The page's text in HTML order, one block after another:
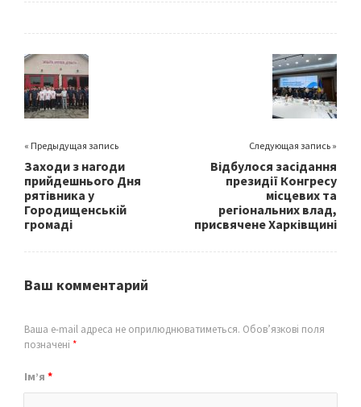
o
o
k
er
« Предыдущая запись
Заходи з нагоди
прийдешнього Дня
рятівника у
Городищенській
громаді
Следующая запись »
Відбулося засідання
президії Конгресу
місцевих та
регіональних влад,
присвячене Харківщині
Ваш комментарий
Ваша e-mail адреса не оприлюднюватиметься. Обов’язкові поля
позначені *
Ім’я *